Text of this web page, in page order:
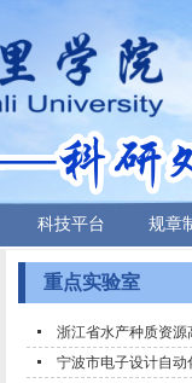
科技平台 规章
重点实验室
浙江省水产种质资
宁波市电子设计自